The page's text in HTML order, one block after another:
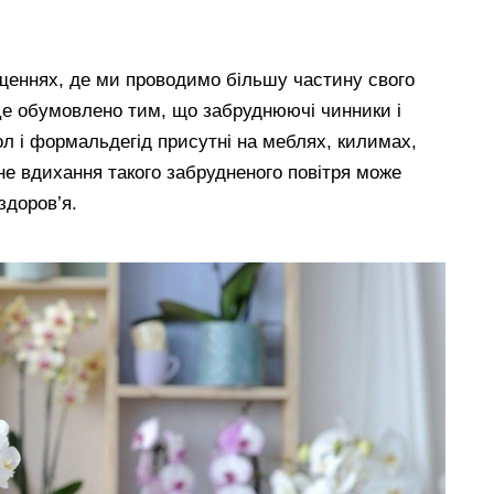
де ми проводимо більшу частину свого
обумовлено тим, що забруднюючі чинники і
і формальдегід присутні на меблях, килимах,
вдихання такого забрудненого повітря може